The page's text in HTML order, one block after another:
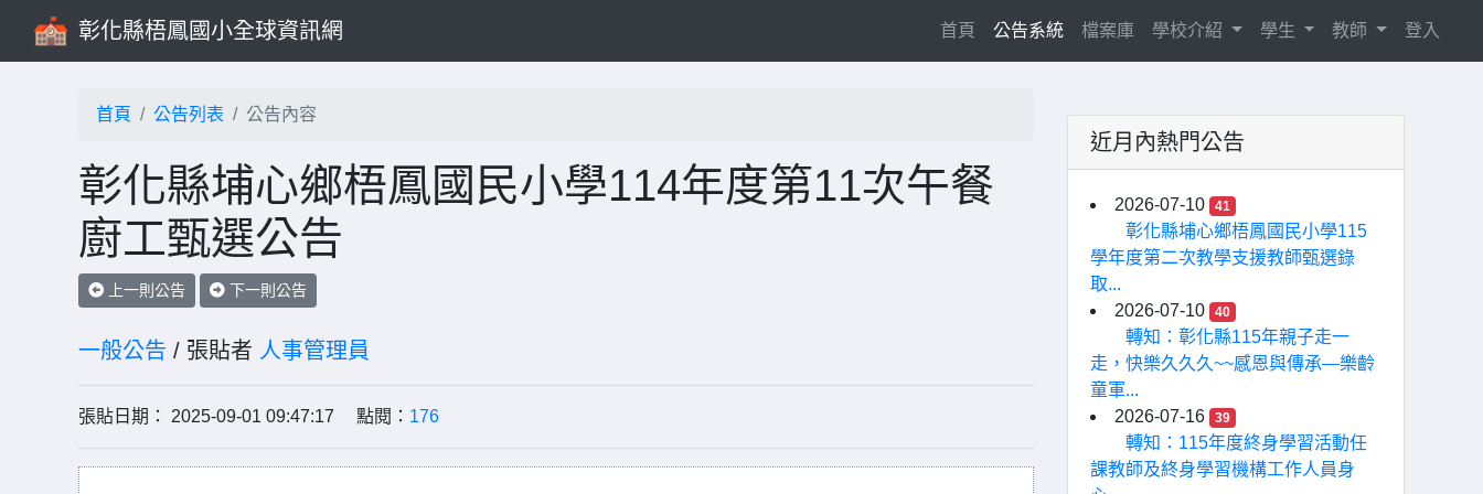
彰化縣梧鳳國小全球資訊網 首頁(current)
公告系統 檔案庫 學校介紹 學生 教師 登入
首頁 公告列表 公告內容
彰化縣埔心鄉梧鳳國民小學114年度第11次午餐
廚工甄選公告
上一則公告 下一則公告
一般公告 / 張貼者 人事管理員
張貼日期： 2025-09-01 09:47:17 點閱： 176
近月內熱門公告
2026-07-10 41
彰化縣埔心鄉梧鳳國民小學115
學年度第二次教學支援教師甄選錄
取...
2026-07-10
40
轉知：彰化縣115年親子走一
走，快樂久久久~~感恩與傳承—樂齡
童軍...
2026-07-16
39
轉知：115年度終身學習活動任
課教師及終身學習機構工作人員身